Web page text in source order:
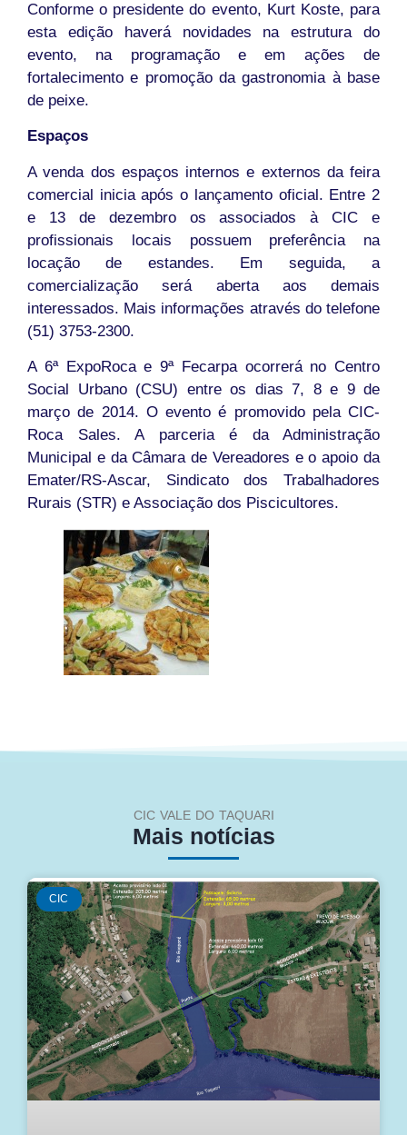
Conforme o presidente do evento, Kurt Koste, para
esta edição haverá novidades na estrutura do
evento, na programação e em ações de
fortalecimento e promoção da gastronomia à base
de peixe.
Espaços
A venda dos espaços internos e externos da feira
comercial inicia após o lançamento oficial. Entre 2
e 13 de dezembro os associados à CIC e
profissionais locais possuem preferência na
locação de estandes. Em seguida, a
comercialização será aberta aos demais
interessados. Mais informações através do telefone
(51) 3753-2300.
A 6ª ExpoRoca e 9ª Fecarpa ocorrerá no Centro
Social Urbano (CSU) entre os dias 7, 8 e 9 de
março de 2014. O evento é promovido pela CIC-
Roca Sales. A parceria é da Administração
Municipal e da Câmara de Vereadores e o apoio da
Emater/RS-Ascar, Sindicato dos Trabalhadores
Rurais (STR) e Associação dos Piscicultores.
CIC VALE DO TAQUARI
Mais notícias
CIC